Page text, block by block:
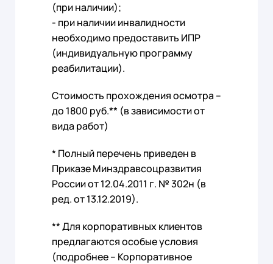
(при наличии);
- при наличии инвалидности
необходимо предоставить ИПР
(индивидуальную программу
реабилитации).
Стоимость прохождения осмотра –
до 1800 руб.** (в зависимости от
вида работ)
* Полный перечень приведен в
Приказе Минздравсоцразвития
России от 12.04.2011 г. № 302н (в
ред. от 13.12.2019).
** Для корпоративных клиентов
предлагаются особые условия
(подробнее – Корпоративное